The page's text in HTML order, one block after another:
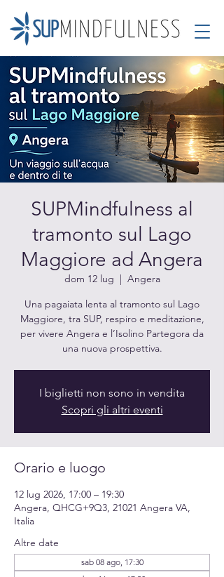
SUPMindfulness al
tramonto sul Lago
Maggiore ad Angera
dom 12 lug
  |
Angera
Una pagaiata lenta al tramonto sul Lago
Maggiore, tra SUP, respiro e meditazione,
per vivere Angera e l’Isolino Partegora da
una nuova prospettiva.
I biglietti non sono in vendita
Scopri gli altri eventi
Orario e luogo
12 lug 2026, 17:00 – 19:30
Angera, QHCG+9Q3, 21021 Angera VA,
Italia
Altre date
sab 08 ago, 17:30